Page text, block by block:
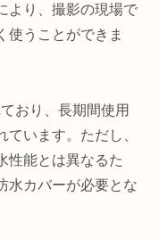
より、撮影の現場で
使うことができま
おり、長期間使用
います。ただし、
性能とは異なるた
水カバーが必要とな